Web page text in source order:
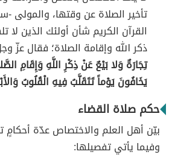
تأخير الصلاة عن وقتها، والمولى
القرآن الكريم شأن أولئك الذين
ذكر الله وإقامة الصلاة؛ فقال عزّ
تِجَارَةٌ وَلا بَيْعٌ عَنْ ذِكْرِ اللَّهِ وَإِقَامِ
يَخَافُونَ يَوْماً تَتَقَلَّبُ فِيهِ الْقُلُوبُ
حكم صلاة القضاء
بيّن أهل العلم والاختصاص عدّة أحكامٍ
وفيما يأتي تفصيلها: